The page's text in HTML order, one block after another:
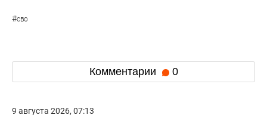
#сво
Комментарии 0
9 августа 2026, 07:13